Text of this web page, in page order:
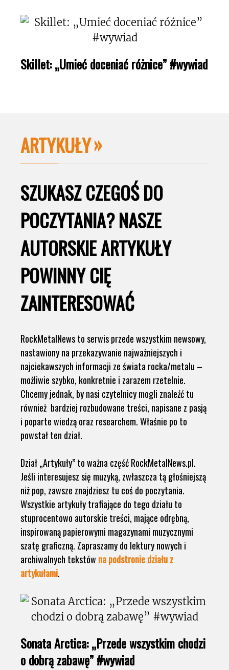
Skillet: „Umieć doceniać różnice” #wywiad
ARTYKUŁY
SZUKASZ CZEGOŚ DO
POCZYTANIA? NASZE
AUTORSKIE ARTYKUŁY
POWINNY CIĘ
ZAINTERESOWAĆ
RockMetalNews to serwis przede wszystkim newsowy,
nastawiony na przekazywanie najważniejszych i
najciekawszych informacji ze świata rocka/metalu –
możliwie szybko, konkretnie i zarazem rzetelnie.
Chcemy jednak, by nasi czytelnicy mogli znaleźć tu
również bardziej rozbudowane treści, napisane z pasją
i poparte wiedzą oraz researchem. Właśnie po to
powstał ten dział.
Dział „Artykuły” to ważna część RockMetalNews.pl.
Jeśli interesujesz się muzyką, zwłaszcza tą głośniejszą
niż pop, zawsze znajdziesz tu coś do poczytania.
Wszystkie artykuły trafiające do tego działu to
stuprocentowo autorskie treści, mające odrębną,
inspirowaną papierowymi magazynami muzycznymi
szatę graficzną. Zapraszamy do lektury nowych i
archiwalnych tekstów na podstronie działu z
artykułami.
Sonata Arctica: „Przede wszystkim chodzi
o dobrą zabawę” #wywiad